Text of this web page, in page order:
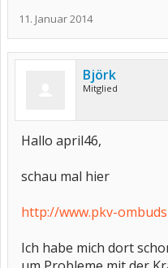
11. Januar 2014
Björk
Mitglied
Hallo april46,
schau mal hier
http://www.pkv-
Ich habe mich dort